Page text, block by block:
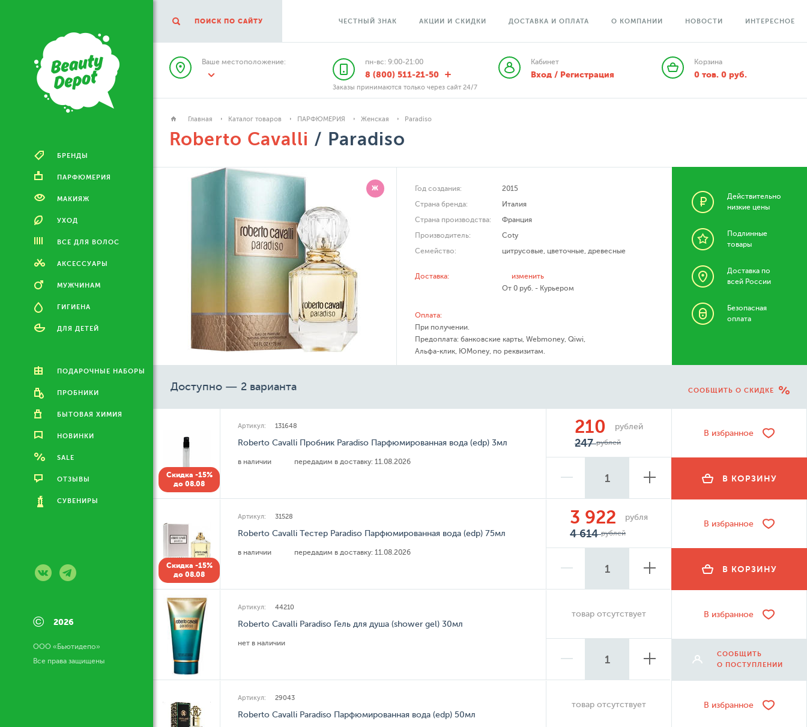
БРЕНДЫ
ПАРФЮМЕРИЯ
МАКИЯЖ
УХОД
ВСЕ ДЛЯ ВОЛОС
АКСЕССУАРЫ
МУЖЧИНАМ
ГИГИЕНА
ДЛЯ ДЕТЕЙ
ПОДАРОЧНЫЕ НАБОРЫ
ПРОБНИКИ
БЫТОВАЯ ХИМИЯ
НОВИНКИ
SALE
ОТЗЫВЫ
СУВЕНИРЫ
© 2026
ООО «Бьютидепо»
Все права защищены
ПОИСК ПО САЙТУ ЧЕСТНЫЙ ЗНАК АКЦИИ И СКИДКИ ДОСТАВКА И ОПЛАТА О КОМПАНИИ НОВОСТИ ИНТЕРЕСНОЕ
Ваше местоположение: пн-вс: 9:00-21:00
8 (800) 511-21-50
Заказы принимаются только через сайт 24/7
Кабинет
Вход / Регистрация
Корзина
0 тов. 0руб.
Главная Каталог товаров ПАРФЮМЕРИЯ Женская Paradiso
Roberto Cavalli / Paradiso
Ж Год создания:
2015
Страна бренда:
Италия
Страна производства:
Франция
Производитель:
Coty
Семейство:
цитрусовые, цветочные, древесные
Доставка:
изменить
От 0 руб. - Курьером
Оплата:
При получении.
Предоплата: банковские карты, Webmoney, Qiwi,
Альфа-клик, ЮMoney, по реквизитам.
Действительно
низкие цены
Подлинные
товары
Доставка по
всей России
Безопасная
оплата
Доступно — 2 варианта СООБЩИТЬ О СКИДКЕ
Скидка -15%
до 08.08
Артикул: 131648
Roberto Cavalli Пробник Paradiso Парфюмированная вода (edp) 3мл
в наличии передадим в доставку: 11.08.2026
210 рублей
247рублей
В избранное
В КОРЗИНУ
Скидка -15%
до 08.08
Артикул: 31528
Roberto Cavalli Тестер Paradiso Парфюмированная вода (edp) 75мл
в наличии передадим в доставку: 11.08.2026
3 922 рубля
4 614рублей
В избранное
В КОРЗИНУ
Артикул: 44210
Roberto Cavalli Paradiso Гель для душа (shower gel) 30мл
нет в наличии
товар отсутствует В избранное
СООБЩИТЬ
О ПОСТУПЛЕНИИ
Артикул: 29043
Roberto Cavalli Paradiso Парфюмированная вода (edp) 50мл
товар отсутствует В избранное